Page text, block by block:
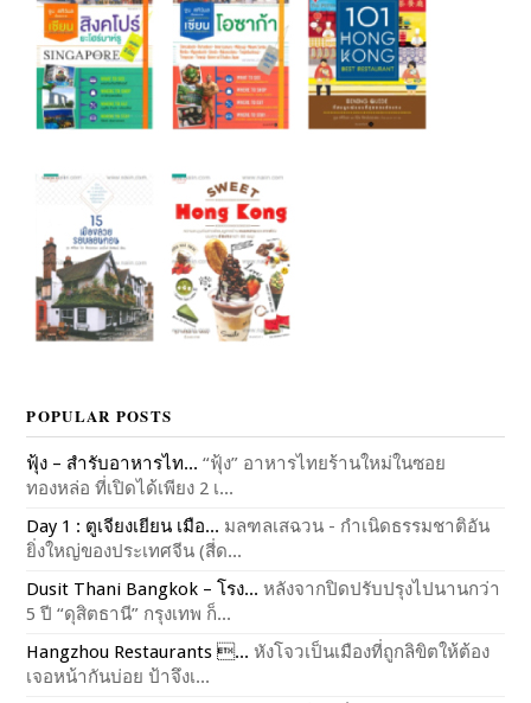
POPULAR POSTS
ฟุ้ง – สำรับอาหารไท... “ฟุ้ง” อาหารไทยร้านใหม่ในซอย
ทองหล่อ ที่เปิดได้เพียง 2 เ...
Day 1 : ตูเจียงเยียน เมือ... มลฑลเสฉวน - กำเนิดธรรมชาติอัน
ยิ่งใหญ่ของประเทศจีน (สี่ด...
Dusit Thani Bangkok – โรง... หลังจากปิดปรับปรุงไปนานกว่า
5 ปี “ดุสิตธานี” กรุงเทพ ก็...
Hangzhou Restaurants ... หังโจวเป็นเมืองที่ถูกลิขิตให้ต้อง
เจอหน้ากันบ่อย ป้าจึงเ...